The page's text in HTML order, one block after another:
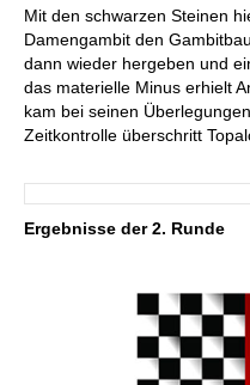
Mit den schwarzen Steinen
Damengambit den
dann wieder hergeben und
das materielle Minus erhielt
kam bei seinen
Zeitkontrolle überschritt
Ergebnisse der 2. Runde